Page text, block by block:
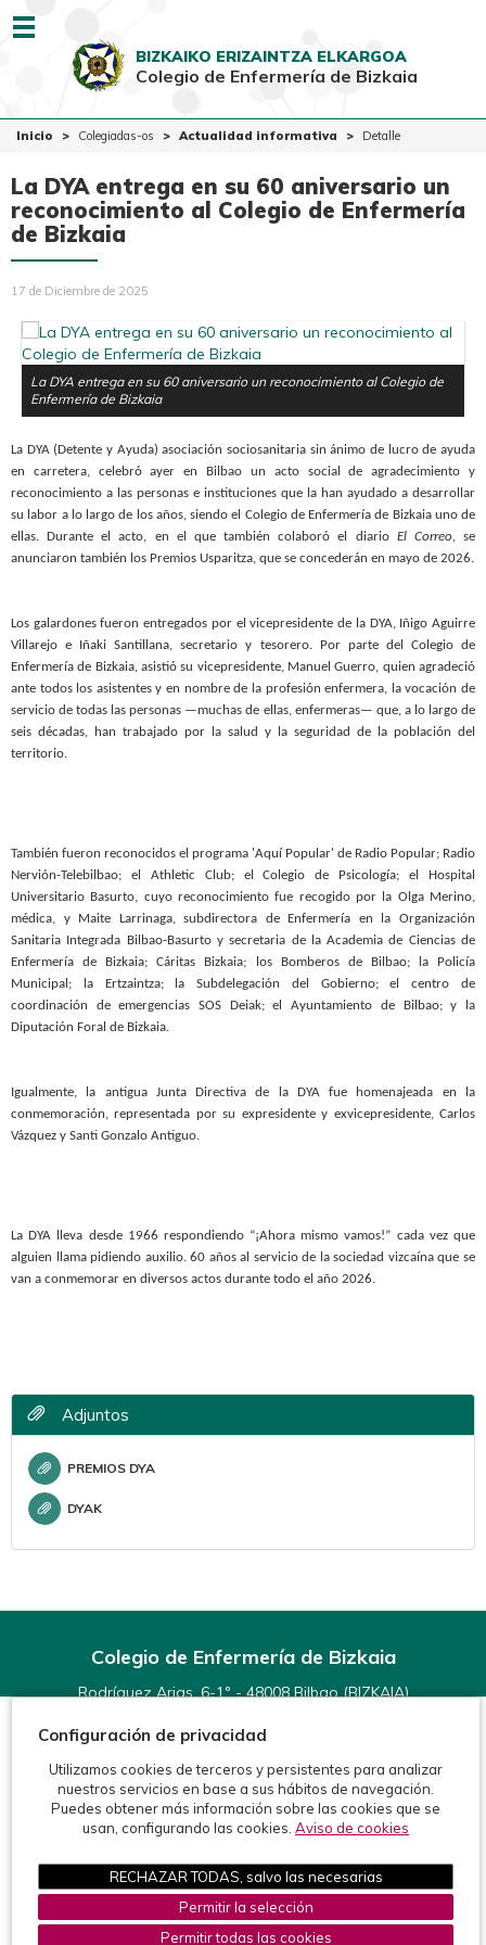
EUSK CAST
Colegiadas-os
Ciudadanía
Ventanilla Única
BIZKAIKO ERIZAINTZA ELKARGOA
Colegio de Enfermería de Bizkaia
Inicio Colegiadas-os Actualidad informativa Detalle
La DYA entrega en su 60 aniversario un
reconocimiento al Colegio de Enfermería
de Bizkaia
17 de Diciembre de 2025
La DYA entrega en su 60 aniversario un reconocimiento al Colegio de
Enfermería de Bizkaia
La DYA (Detente y Ayuda) asociación sociosanitaria sin ánimo de lucro de ayuda
en carretera, celebró ayer en Bilbao un acto social de agradecimiento y
reconocimiento a las personas e instituciones que la han ayudado a desarrollar
su labor a lo largo de los años, siendo el Colegio de Enfermería de Bizkaia uno de
ellas. Durante el acto, en el que también colaboró el diario El Correo, se
anunciaron también los Premios Usparitza, que se concederán en mayo de 2026.
Los galardones fueron entregados por el vicepresidente de la DYA, Iñigo Aguirre
Villarejo e Iñaki Santillana, secretario y tesorero. Por parte del Colegio de
Enfermería de Bizkaia, asistió su vicepresidente, Manuel Guerro, quien agradeció
ante todos los asistentes y en nombre de la profesión enfermera, la vocación de
servicio de todas las personas —muchas de ellas, enfermeras— que, a lo largo de
seis décadas, han trabajado por la salud y la seguridad de la población del
territorio.
También fueron reconocidos el programa 'Aquí Popular' de Radio Popular; Radio
Nervión-Telebilbao; el Athletic Club; el Colegio de Psicología; el Hospital
Universitario Basurto, cuyo reconocimiento fue recogido por la Olga Merino,
médica, y Maite Larrinaga, subdirectora de Enfermería en la Organización
Sanitaria Integrada Bilbao-Basurto y secretaria de la Academia de Ciencias de
Enfermería de Bizkaia; Cáritas Bizkaia; los Bomberos de Bilbao; la Policía
Municipal; la Ertzaintza; la Subdelegación del Gobierno; el centro de
coordinación de emergencias SOS Deiak; el Ayuntamiento de Bilbao; y la
Diputación Foral de Bizkaia.
Igualmente, la antigua Junta Directiva de la DYA fue homenajeada en la
conmemoración, representada por su expresidente y exvicepresidente, Carlos
Vázquez y Santi Gonzalo Antiguo.
La DYA lleva desde 1966 respondiendo “¡Ahora mismo vamos!” cada vez que
alguien llama pidiendo auxilio. 60 años al servicio de la sociedad vizcaína que se
van a conmemorar en diversos actos durante todo el año 2026.
Adjuntos
PREMIOS DYA
DYAK
Colegio de Enfermería de Bizkaia
Rodríguez Arias, 6-1º - 48008 Bilbao (BIZKAIA)
Fax: 944 15 54 92
©2026 Colegio de Enfermería de Bizkaia
Protección de datos
Política de cookies Aviso legal
Configuración de privacidad
Utilizamos cookies de terceros y persistentes para analizar
nuestros servicios en base a sus hábitos de navegación.
Puedes obtener más información sobre las cookies que se
usan, configurando las cookies. Aviso de cookies
RECHAZAR TODAS, salvo las necesarias
Permitir la selección
Permitir todas las cookies